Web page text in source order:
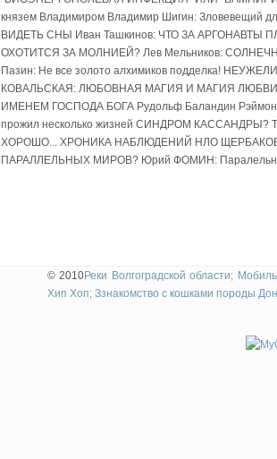
князем Владимиром Владимир Шигин: Зловевещий
ВИДЕТЬ СНЫ Иван Ташкинов: ЧТО ЗА АРГОНАВТЫ
ОХОТИТСЯ ЗА МОЛНИЕЙ? Лев Мельников:
Пазин: Не все золото алхимиков подделка!
КОВАЛЬСКАЯ: ЛЮБОВНАЯ МАГИЯ И МАГИЯ
ИМЕНЕМ ГОСПОДА БОГА Рудольф Баландин
прожил несколько жизней СИНДРОМ
ХОРОШО... ХРОНИКА НАБЛЮДЕНИЙ НЛО
ПАРАЛЛЕЛЬНЫХ МИРОВ? Юрий ФОМИН:
© 2010Реки Волгоградской области;
Хип Хоп; Ззнакомство с кошками породы